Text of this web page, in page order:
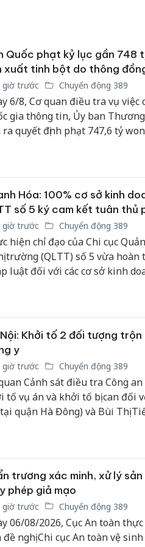
Quốc phạt kỷ lục gần 748
xuất tinh bột do thông
giờ trước Chuyển động 389
6/8, Cơ quan điều tra vụ
gia thông tin, Ủy ban
ra quyết định phạt 747,6 tỷ
cartel.
Hóa: 100% cơ sở kinh
số 5 ký cam kết tuân thủ
giờ trước Chuyển động 389
hiện chỉ đạo của Chi cục
trường (QLTT) số 5 vừa
luật đối với các cơ sở kinh
Khởi tố 2 đối tượng
y
giờ trước Chuyển động 389
Cảnh sát điều tra Công
tố vụ án và khởi tố bị can đối
quận Hà Đông) và Bùi Thị
trương xác minh, xử lý
phép giả mạo
giờ trước Chuyển động 389
06/08/2026, Cục An toàn
đề nghị Chi cục An toàn vệ